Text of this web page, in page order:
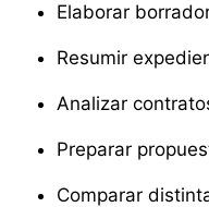
Elaborar
Resumir
Analizar
Preparar
Comparar